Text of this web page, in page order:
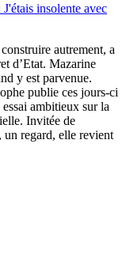
insolente avec
autrement, a
d’Etat. Mazarine
y est parvenue.
publie ces jours-ci
ambitieux sur la
Invitée de
un regard, elle revient